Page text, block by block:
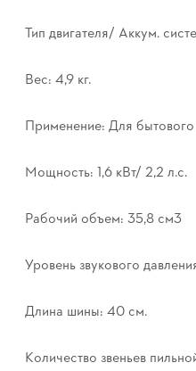
Тип двигателя/ Аккум.
Вес: 4,9 кг.
Применение: Для бытового
Мощность: 1,6 кВт/ 2,2 л.с.
Рабочий объем: 35,8 см3
Уровень звукового
Длина шины: 40 см.
Количество звеньев